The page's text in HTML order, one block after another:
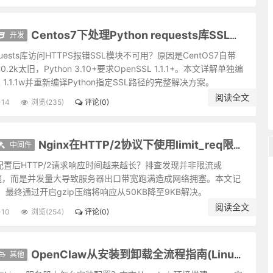
气；凶人无论行事狠戾，即声音笑语浑是杀机。
；受病于人所不见，必发于人所共见。故君子欲无得罪于昭昭，必先
者，方知少事之为福；唯平心者，始知多心之为祸。
当方圆并用；待善人宜宽，待恶人宜严，待庸众之人当宽严互存。
人有恩于我不可忘，而怨则不可不忘。
窃以济私，闻一善言假以覆短，是又藉寇兵而赍盗粮矣。
民，如衣冠盗。讲学不尚躬行，为口头禅；立业不思种德，为眼前花
了；有一部真鼓吹，都被妖歌艳舞湮没了。学者须扫除外物，直觅本
趣味，若一味敛束清苦，是有秋杀无春生，何以发育万物？
无巧术，用术者乃所以为拙。
开发
Centos7下处理Python requests库SSL模块不可用问题
库访问HTTPS报错SSL模块不可用？原因是CentOS7自带
太旧，Python 3.10+要求OpenSSL 1.1.1+。本文详解单独编
并重新编译Python指定SSL路径的完整解决方案。
浏览(235) 评论(0) 阅读全文
中间件
Nginx在HTTP/2协议下使用limit_req限流出现响应延迟问题排查处理
后HTTP/2请求响应时间越来越长？排查发现并非限流或
而是并发量大导致服务器出口带宽跑满造成网络拥塞。本文记
最终通过开启gzip压缩将响应从50KB降至9KB解决。
浏览(254) 评论(0) 阅读全文
其他
OpenClaw从安装到卸载全流程指南(Linux系统)